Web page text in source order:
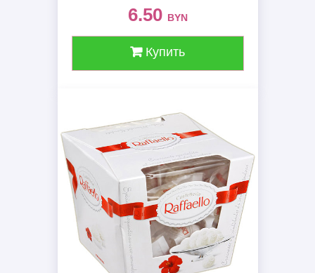
6.50 BYN
Купить